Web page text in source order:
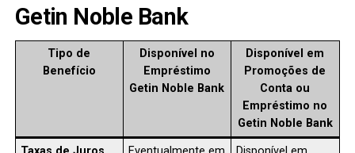
Getin Noble Bank
Tipo de
Benefício
Disponível no
Empréstimo
Getin Noble Bank
Disponível em
Promoções de
Conta ou
Empréstimo no
Getin Noble Bank